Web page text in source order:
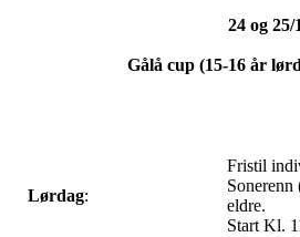
24 og 25/
Gålå cup (15-16 år
Lørdag:
Fristil
Sonerenn
eldre.
Start Kl.